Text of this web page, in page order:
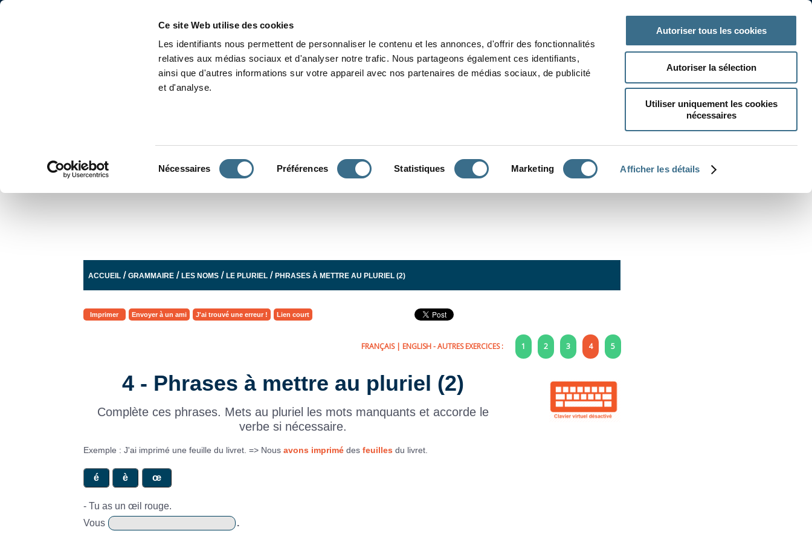
Ce site Web utilise des cookies
Les identifiants nous permettent de personnaliser le contenu et les annonces, d'offrir des fonctionnalités
relatives aux médias sociaux et d'analyser notre trafic. Nous partageons également ces identifiants,
ainsi que d'autres informations sur votre appareil avec nos partenaires de médias sociaux, de publicité
et d'analyse.
Nécessaires Préférences Statistiques Marketing Afficher les détails
Autoriser tous les cookies
Autoriser la sélection
Utiliser uniquement les cookies
nécessaires
ACCUEIL /GRAMMAIRE /LES NOMS /LE PLURIEL /PHRASES À METTRE AU PLURIEL (2)
Imprimer Envoyer à un ami J'ai trouvé une erreur ! Lien court
FRANÇAIS| ENGLISH- AUTRES EXERCICES : 1 2 3 4 5
4 - Phrases à mettre au pluriel (2)
Complète ces phrases. Mets au pluriel les mots manquants et accorde le
verbe si nécessaire.
Exemple : J'ai imprimé une feuille du livret. => Nous avons imprimédes feuilles du livret.
- Tu as un œil rouge.
Vous
.